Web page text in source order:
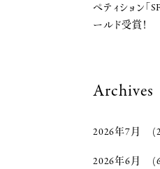
ペティション「
ールド受賞！
Archives
2026年7月
2026年6月